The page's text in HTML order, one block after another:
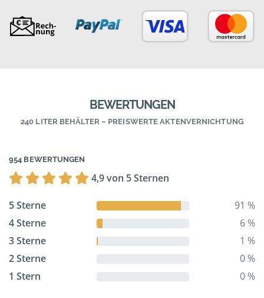
BEWERTUNGEN
240 LITER BEHÄLTER – PREISWERTE AKTENVERNICHTUNG
954 BEWERTUNGEN
4,9 von 5 Sternen
5 Sterne
91 %
4 Sterne
6 %
3 Sterne
1 %
2 Sterne
0 %
1 Stern
0 %